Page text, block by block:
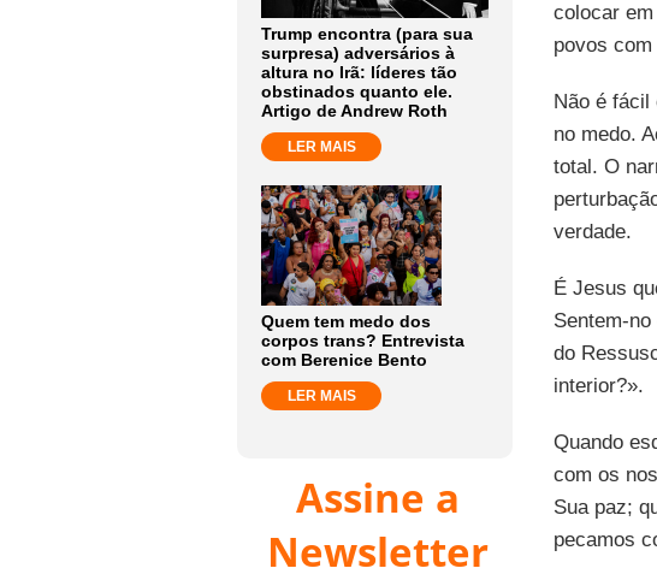
Trump encontra (para sua
surpresa) adversários à
altura no Irã: líderes tão
obstinados quanto ele.
Artigo de Andrew Roth
LER MAIS
Quem tem medo dos
corpos trans? Entrevista
com Berenice Bento
LER MAIS
Assine a
Newsletter
colocar
povos
Não é fácil
no medo.
total. O
verdade.
É Jesus
Sentem-
do
interior?».
Quando
com os
Sua paz;
pecamos